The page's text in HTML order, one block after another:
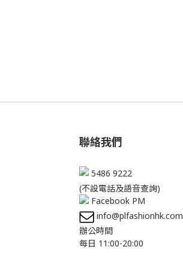
聯絡我們
5486 9222
(不設電話及語音查詢)
Facebook PM
info@plfashionhk.com
辦公時間
每日 11:00-20:00